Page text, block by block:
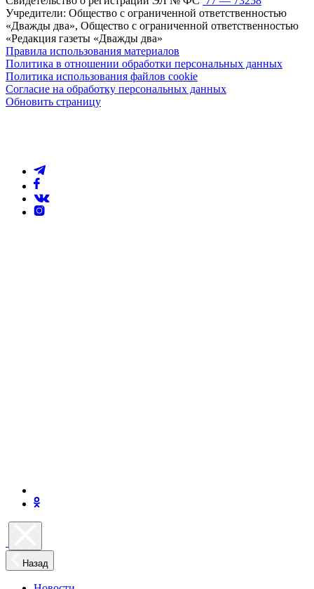
Учредители: Общество с ограниченной ответственностью
«Дважды два», Общество с ограниченной ответственностью
«Редакция газеты «Дважды два»
Правила использования материалов
Политика в отношении обработки персональных данных
Политика использования файлов cookie
Согласие на обработку персональных данных
Обновить страницу
Назад